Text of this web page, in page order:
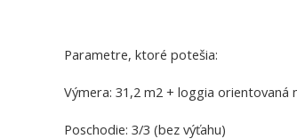
Parametre, ktoré potešia:
Výmera: 31,2 m2 + loggia orientovaná
Poschodie: 3/3 (bez výťahu)